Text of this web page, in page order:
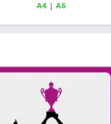
pohárem má gramáž 250 g/m2.
A4| A5